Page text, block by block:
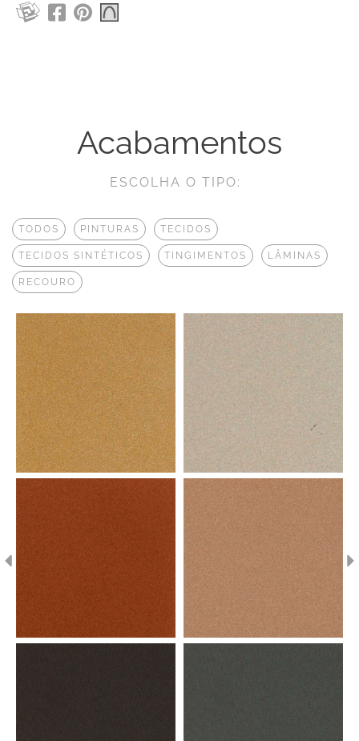
Acabamentos
ESCOLHA O TIPO:
TODOS PINTURAS TECIDOS
TECIDOS SINTÉTICOS TINGIMENTOS LÂMINAS
RECOURO